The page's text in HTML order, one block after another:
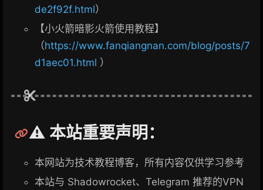
de2f92f.html）
【小火箭暗影火箭使用教程】
（https://www.fanqiangnan.com/blog/posts/7
d1aec01.html ）
⚠️ 本站重要声明：
本网站为技术教程博客，所有内容仅供学习参考
本站与 Shadowrocket、Telegram 推荐的VPN